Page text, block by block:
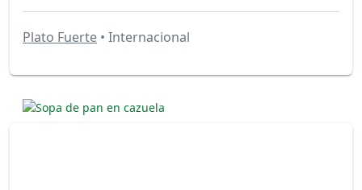
Plato Fuerte • Internacional